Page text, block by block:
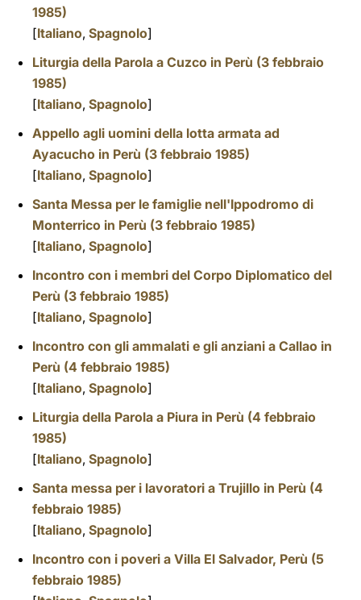
1985)
[Italiano, Spagnolo]
Liturgia della Parola a Cuzco in Perù (3 febbraio
1985)
[Italiano, Spagnolo]
Appello agli uomini della lotta armata ad
Ayacucho in Perù (3 febbraio 1985)
[Italiano, Spagnolo]
Santa Messa per le famiglie nell'Ippodromo di
Monterrico in Perù (3 febbraio 1985)
[Italiano, Spagnolo]
Incontro con i membri del Corpo Diplomatico del
Perù (3 febbraio 1985)
[Italiano, Spagnolo]
Incontro con gli ammalati e gli anziani a Callao in
Perù (4 febbraio 1985)
[Italiano, Spagnolo]
Liturgia della Parola a Piura in Perù (4 febbraio
1985)
[Italiano, Spagnolo]
Santa messa per i lavoratori a Trujillo in Perù (4
febbraio 1985)
[Italiano, Spagnolo]
Incontro con i poveri a Villa El Salvador, Perù (5
febbraio 1985)